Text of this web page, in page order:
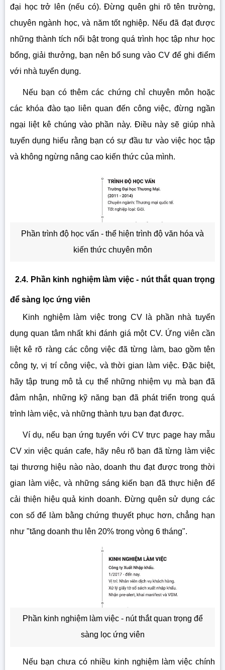
đại học trở lên (nếu có). Đừng quên ghi rõ tên trường,
chuyên ngành học, và năm tốt nghiệp. Nếu đã đạt được
những thành tích nổi bật trong quá trình học tập như học
bổng, giải thưởng, bạn nên bổ sung vào CV để ghi điểm
với nhà tuyển dụng.
Nếu bạn có thêm các chứng chỉ chuyên môn hoặc
các khóa đào tạo liên quan đến công việc, đừng ngần
ngại liệt kê chúng vào phần này. Điều này sẽ giúp nhà
tuyển dụng hiểu rằng bạn có sự đầu tư vào việc học tập
và không ngừng nâng cao kiến thức của mình.
Phần trình độ học vấn - thể hiện trình độ văn hóa và
kiến thức chuyên môn
2.4. Phần kinh nghiệm làm việc - nút thắt quan trọng
để sàng lọc ứng viên
Kinh nghiệm làm việc trong CV là phần nhà tuyển
dụng quan tâm nhất khi đánh giá một CV. Ứng viên cần
liệt kê rõ ràng các công việc đã từng làm, bao gồm tên
công ty, vị trí công việc, và thời gian làm việc. Đặc biệt,
hãy tập trung mô tả cụ thể những nhiệm vụ mà bạn đã
đảm nhận, những kỹ năng bạn đã phát triển trong quá
trình làm việc, và những thành tựu bạn đạt được.
Ví dụ, nếu bạn ứng tuyển với CV trực page hay mẫu
CV xin việc quán cafe, hãy nêu rõ bạn đã từng làm việc
tại thương hiệu nào nào, doanh thu đạt được trong thời
gian làm việc, và những sáng kiến bạn đã thực hiện để
cải thiện hiệu quả kinh doanh. Đừng quên sử dụng các
con số để làm bằng chứng thuyết phục hơn, chẳng hạn
như "tăng doanh thu lên 20% trong vòng 6 tháng".
Phần kinh nghiệm làm việc - nút thắt quan trọng để
sàng lọc ứng viên
Nếu bạn chưa có nhiều kinh nghiệm làm việc chính